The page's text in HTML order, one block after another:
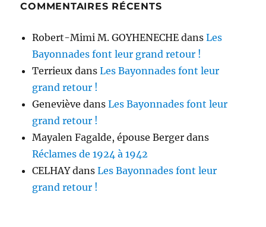
COMMENTAIRES RÉCENTS
Robert-Mimi M. GOYHENECHE dansLes
Bayonnades font leur grand retour !
Terrieux dansLes Bayonnades font leur
grand retour !
Geneviève dansLes Bayonnades font leur
grand retour !
Mayalen Fagalde, épouse Berger dans
Réclames de 1924 à 1942
CELHAYdansLes Bayonnades font leur
grand retour !